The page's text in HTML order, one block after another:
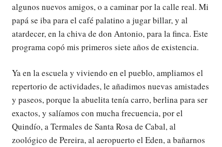
algunos nuevos amigos, o a caminar por la calle real. Mi
papá se iba para el café palatino a jugar billar, y al
atardecer, en la chiva de don Antonio, para la finca. Este
programa copó mis primeros siete años de existencia.
Ya en la escuela y viviendo en el pueblo, ampliamos el
repertorio de actividades, le añadimos nuevas amistades
y paseos, porque la abuelita tenía carro, berlina para ser
exactos, y salíamos con mucha frecuencia, por el
Quindío, a Termales de Santa Rosa de Cabal, al
zoológico de Pereira, al aeropuerto el Eden, a bañarnos